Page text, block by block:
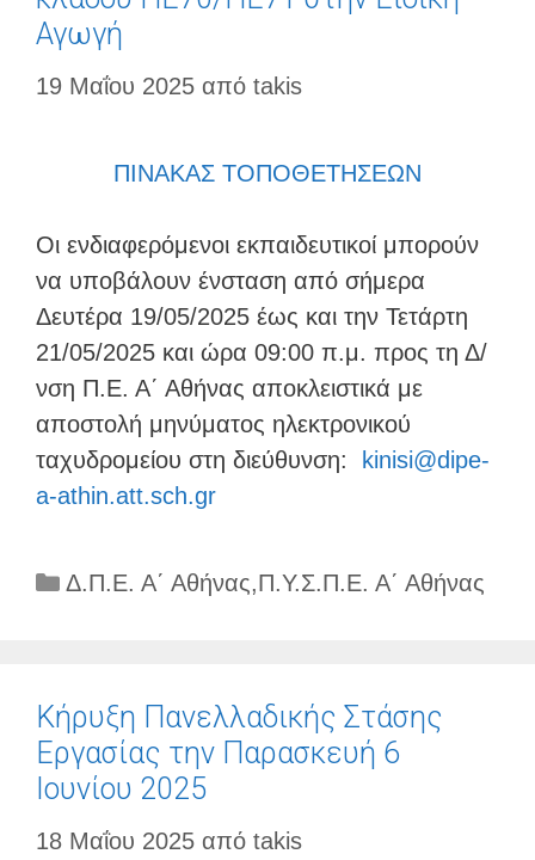
Αγωγή
19 Μαΐου 2025 από takis
ΠΙΝΑΚΑΣ ΤΟΠΟΘΕΤΗΣΕΩΝ
Οι ενδιαφερόμενοι εκπαιδευτικοί μπορούν
να υποβάλουν ένσταση από σήμερα
Δευτέρα 19/05/2025 έως και την Τετάρτη
21/05/2025 και ώρα 09:00 π.μ. προς τη Δ/
νση Π.Ε. Α΄ Αθήνας αποκλειστικά με
αποστολή μηνύματος ηλεκτρονικού
ταχυδρομείου στη διεύθυνση:
kinisi@dipe-
a-athin.att.sch.gr
Κατηγορίες
Δ.Π.Ε. Α΄ Αθήνας,Π.Υ.Σ.Π.Ε. Α΄ Αθήνας
Κήρυξη Πανελλαδικής Στάσης
Εργασίας την Παρασκευή 6
Ιουνίου 2025
18 Μαΐου 2025 από takis